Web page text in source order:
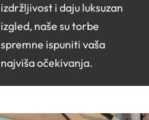
izdržljivost i daju luksuzan
izgled, naše su torbe
spremne ispuniti vaša
najviša očekivanja.